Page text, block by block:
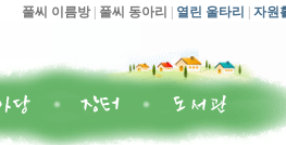
풀씨 이름방 풀씨 동아리 열린 울타리 자원